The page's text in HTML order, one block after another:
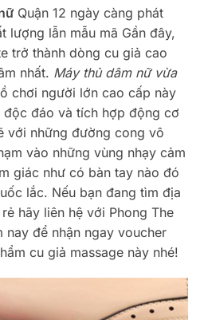
Quận 12 ngày càng phát
lượng lẫn mẫu mã Gần đây,
trở thành dòng cu giả cao
nhất. Máy thủ dâm nữ vừa
chơi người lớn cao cấp này
đáo và tích hợp động cơ
với những đường cong vô
vào những vùng nhạy cảm
giác như có bàn tay nào đó
lắc. Nếu bạn đang tìm địa
hãy liên hệ với Phong The
nay để nhận ngay voucher
cu giả massage này nhé!